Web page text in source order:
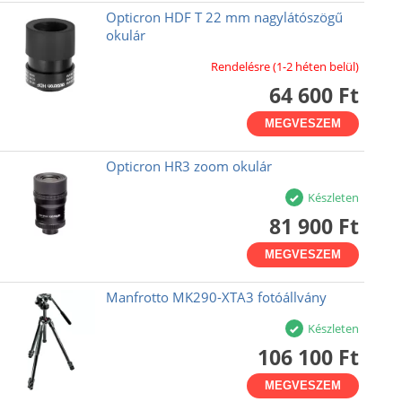
Opticron HDF T 22 mm nagylátószögű
okulár
Rendelésre (1-2 héten belül)
64 600 Ft
MEGVESZEM
Opticron HR3 zoom okulár
Készleten
81 900 Ft
MEGVESZEM
Manfrotto MK290-XTA3 fotóállvány
Készleten
106 100 Ft
MEGVESZEM